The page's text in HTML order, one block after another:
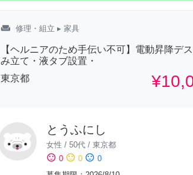
weekend 修理・組立 ▸ 家具
【ヘルニアのため手伝い不可】電動昇降デ
み立て・液タブ設置・
東京都
とうふにし
女性 / 50代/ 東京都
sentiment_satisfied 0 sentiment_neutral 0 sentiment_dissatisfied 0